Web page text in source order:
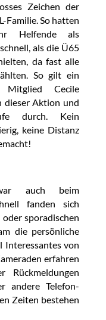
Zeichen der
Familie. So hatten
Helfende als
als die Ü65
da fast alle
So gilt ein
Mitglied Cecile
dieser Aktion und
durch. Kein
keine Distanz
auch beim
fanden sich
oder sporadischen
die persönliche
Interessantes von
erfahren
Rückmeldungen
andere Telefon-
Zeiten bestehen